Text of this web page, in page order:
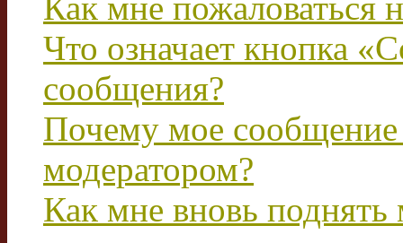
Что означает кнопка
сообщения?
Почему мое сообщение
модератором?
Как мне вновь